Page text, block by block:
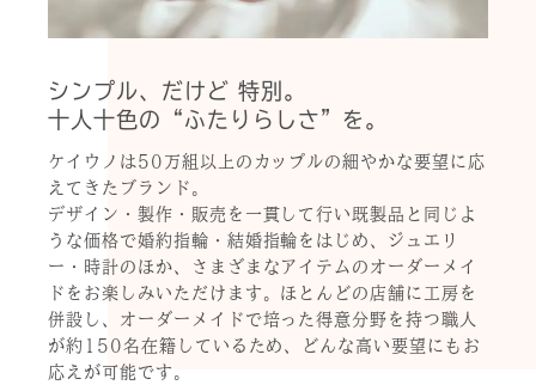
シンプル、だけど 特別。
十人十色の“ふたりらしさ”を。
ケイウノは50万組以上のカップルの細やかな要望に応
えてきたブランド。
デザイン・製作・販売を一貫して行い既製品と同じよ
うな価格で婚約指輪・結婚指輪をはじめ、ジュエリ
ー・時計のほか、さまざまなアイテムのオーダーメイ
ドをお楽しみいただけます。ほとんどの店舗に工房を
併設し、オーダーメイドで培った得意分野を持つ職人
が約150名在籍しているため、どんな高い要望にもお
応えが可能です。